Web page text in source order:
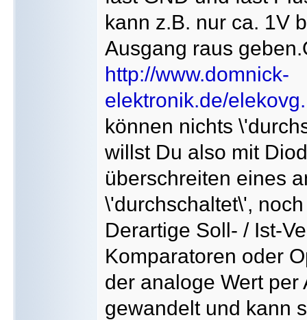
kann z.B. nur ca. 1V
Ausgang raus
http://www.domnick-
elektronik.de/
können nichts
willst Du also mit
überschreiten eines
\'durchschaltet\',
Derartige Soll- / Ist-
Komparatoren oder
der analoge Wert
gewandelt und kann